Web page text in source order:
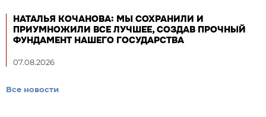
НАТАЛЬЯ КОЧАНОВА: МЫ СОХРАНИЛИ И
ПРИУМНОЖИЛИ ВСЕ ЛУЧШЕЕ, СОЗДАВ ПРОЧНЫЙ
ФУНДАМЕНТ НАШЕГО ГОСУДАРСТВА
07.08.2026
Все новости